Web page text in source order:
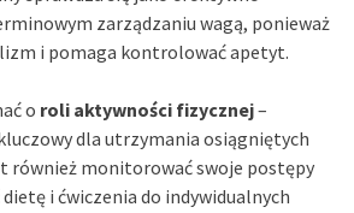
zarządzaniu wagą, ponieważ
i pomaga kontrolować apetyt.
o roli aktywności fizycznej–
dla utrzymania osiągniętych
również monitorować swoje postępy
i ćwiczenia do indywidualnych